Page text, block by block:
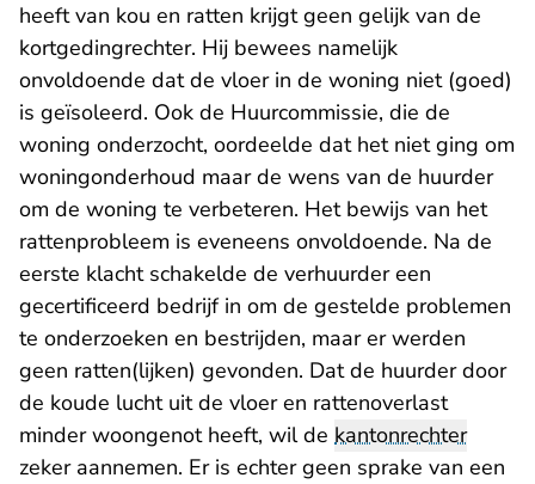
heeft van kou en ratten krijgt geen gelijk van de
kortgedingrechter. Hij bewees namelijk
onvoldoende dat de vloer in de woning niet (goed)
is geïsoleerd. Ook de Huurcommissie, die de
woning onderzocht, oordeelde dat het niet ging om
woningonderhoud maar de wens van de huurder
om de woning te verbeteren. Het bewijs van het
rattenprobleem is eveneens onvoldoende. Na de
eerste klacht schakelde de verhuurder een
gecertificeerd bedrijf in om de gestelde problemen
te onderzoeken en bestrijden, maar er werden
geen ratten(lijken) gevonden. Dat de huurder door
de koude lucht uit de vloer en rattenoverlast
minder woongenot heeft, wil de kantonrechter
zeker aannemen. Er is echter geen sprake van een